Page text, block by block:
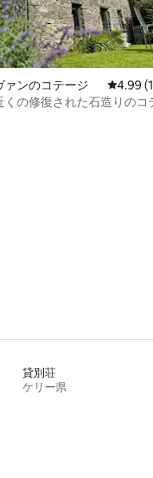
中5つ星の平均評価
ァンのコテージ レビュ
4.99
くの修復された石造りのコ
貸別荘
ケリー県